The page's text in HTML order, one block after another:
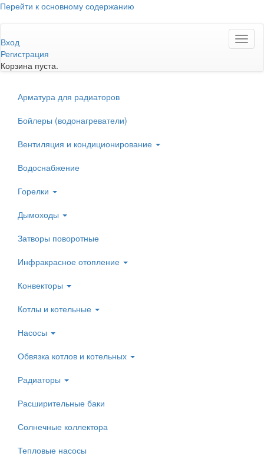
Перейти к основному содержанию
Вход
Регистрация
Корзина пуста.
Арматура для радиаторов
Бойлеры (водонагреватели)
Вентиляция и кондиционирование
Водоснабжение
Горелки
Дымоходы
Затворы поворотные
Инфракрасное отопление
Конвекторы
Котлы и котельные
Насосы
Обвязка котлов и котельных
Радиаторы
Расширительные баки
Солнечные коллектора
Тепловые насосы